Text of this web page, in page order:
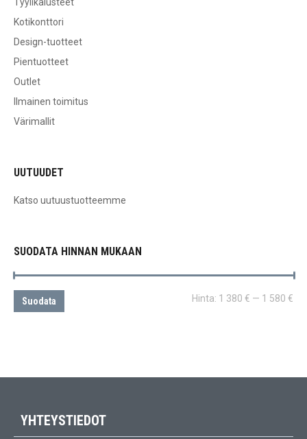
Kotikonttori
Design-tuotteet
Pientuotteet
Outlet
Ilmainen toimitus
Värimallit
UUTUUDET
Katso uutuustuotteemme
SUODATA HINNAN MUKAAN
Suodata Hinta: 1 380 € — 1 580 €
YHTEYSTIEDOT